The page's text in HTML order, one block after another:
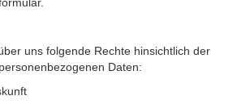
uns folgende Rechte hinsichtlich der
Daten: